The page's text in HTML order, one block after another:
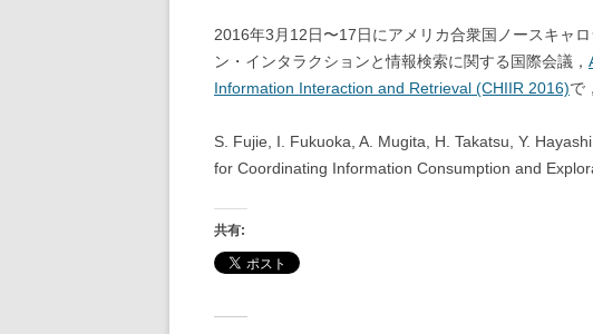
視覚情報処理
2016年3月12日〜17日にアメリカ合衆国ノースキャ
ン・インタラクションと情報検索に関する国際会議，
Information Interaction and Retrieval (CHIIR 2016)で
S. Fujie, I. Fukuoka, A. Mugita, H. Takatsu, Y.
for Coordinating Information Consumption and
共有: